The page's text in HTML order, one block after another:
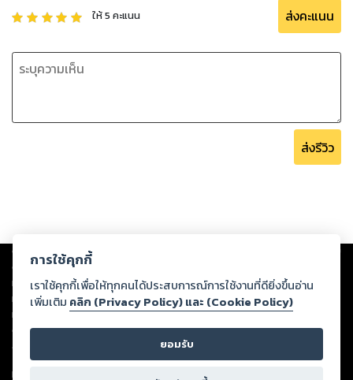
ให้5 คะแนน ส่งคะแนน
ส่งรีวิว
Copyright © 2026
ต่อผลงานหรือเนื้อหาใดที่อัปโหลดผ่านเว็บไซต์และปรากฏว่าละเมิดสิทธิใน
ทรัพย์สินทางปัญญาของบุคคลอื่นหรือขัดต่อกฎหมายและศีลธรรม ดังนั้น ผู้อ่าน
ทุกท่านโปรดใช้วิจารณญาณในการกลั่นกรองด้วยตนเอง และหากท่านพบว่าส่วน
หนึ่งส่วนใดขัดต่อกฎหมายและศีลธรรม กรุณาแจ้งมายังบริษัท เพื่อทีมงานจะได้
ดำเนินการในทันที ทั้งนี้ ทางสตอรี่ล็อกขอสงวนลิขสิทธิ์ตามพระราชบัญญัติ
ลิขสิทธิ์ พ.ศ. 2537 (ฉบับล่าสุด)
For support: member@ookbee.com
การใช้คุกกี้
เราใช้คุกกี้เพื่อให้ทุกคนได้ประสบการณ์การใช้งานที่ดียิ่งขึ้นอ่าน
เพิ่มเติม คลิก (Privacy Policy) และ (Cookie Policy)
ยอมรับ